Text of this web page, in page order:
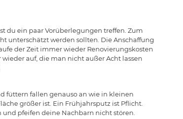
du ein paar Vorüberlegungen treffen. Zum
unterschätzt werden sollten. Die Anschaffung
der Zeit immer wieder Renovierungskosten
auf, die man nicht außer Acht lassen
füttern fallen genauso an wie in kleinen
größer ist. Ein Frühjahrsputz ist Pflicht.
pfeifen deine Nachbarn nicht stören.